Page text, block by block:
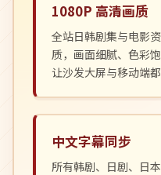
1080P 高清画质
全站日韩剧集与电影
质，画面细腻、色彩
让沙发大屏与移动端
中文字幕同步
所有韩剧、日剧、日